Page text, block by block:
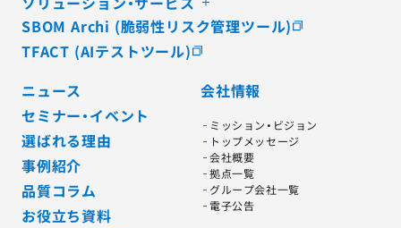
SBOM Archi (脆弱性リスク管理ツール)
TFACT (AIテストツール)
ニュース
セミナー・イベント
選ばれる理由
事例紹介
品質コラム
お役立ち資料
会社情報
ミッション・ビジョン
トップメッセージ
会社概要
拠点一覧
グループ会社一覧
電子公告